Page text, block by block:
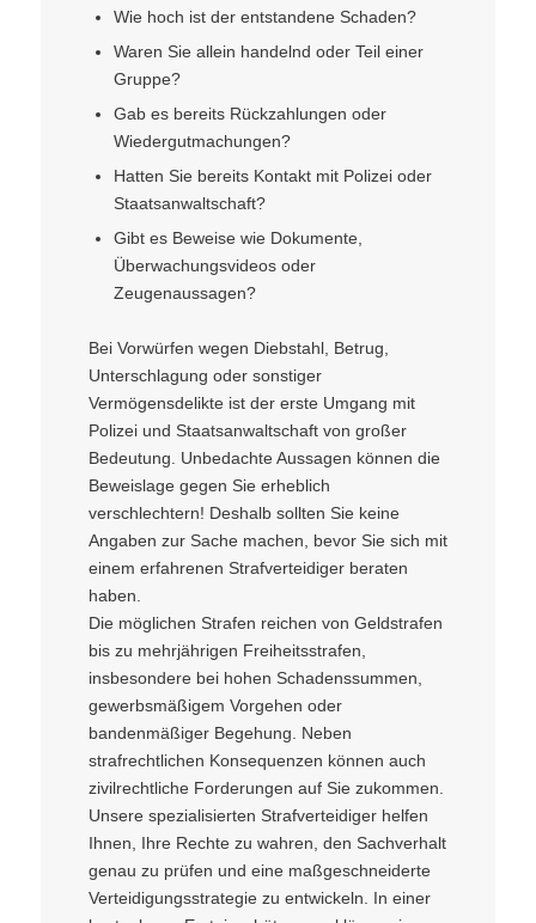
Wie hoch ist der entstandene Schaden?
Waren Sie allein handelnd oder Teil einer
Gruppe?
Gab es bereits Rückzahlungen oder
Wiedergutmachungen?
Hatten Sie bereits Kontakt mit Polizei oder
Staatsanwaltschaft?
Gibt es Beweise wie Dokumente,
Überwachungsvideos oder
Zeugenaussagen?
Bei Vorwürfen wegen Diebstahl, Betrug,
Unterschlagung oder sonstiger
Vermögensdelikte ist der erste Umgang mit
Polizei und Staatsanwaltschaft von großer
Bedeutung. Unbedachte Aussagen können die
Beweislage gegen Sie erheblich
verschlechtern! Deshalb sollten Sie keine
Angaben zur Sache machen, bevor Sie sich mit
einem erfahrenen Strafverteidiger beraten
haben.
Die möglichen Strafen reichen von Geldstrafen
bis zu mehrjährigen Freiheitsstrafen,
insbesondere bei hohen Schadenssummen,
gewerbsmäßigem Vorgehen oder
bandenmäßiger Begehung. Neben
strafrechtlichen Konsequenzen können auch
zivilrechtliche Forderungen auf Sie zukommen.
Unsere spezialisierten Strafverteidiger helfen
Ihnen, Ihre Rechte zu wahren, den Sachverhalt
genau zu prüfen und eine maßgeschneiderte
Verteidigungsstrategie zu entwickeln. In einer